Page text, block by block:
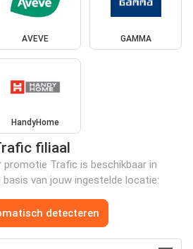
AVEVE GAMMA
HandyHome
filiaal
promotie Trafic is beschikbaar in
van jouw ingestelde locatie:
detecteren